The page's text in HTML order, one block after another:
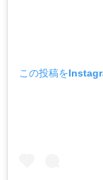
この投稿を